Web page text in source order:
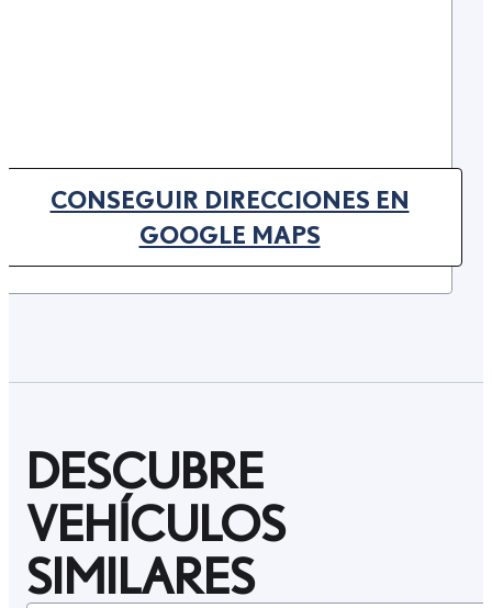
CONSEGUIR DIRECCIONES EN
GOOGLE MAPS(OPENS IN NEW TAB)
DESCUBRE
VEHÍCULOS
SIMILARES